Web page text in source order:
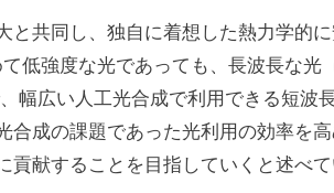
と共同し、独自に着想した熱力学的
低強度な光であっても、長波長な
幅広い人工光合成で利用できる短波
合成の課題であった光利用の効率を
貢献することを目指していくと述べて